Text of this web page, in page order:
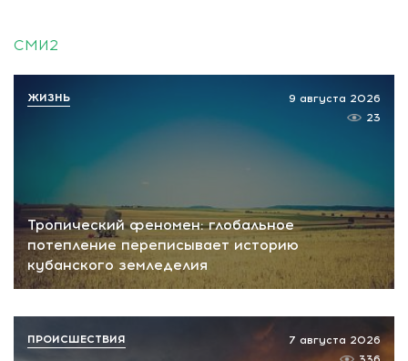
СМИ2
Тропический феномен: глобальное
потепление переписывает историю
кубанского земледелия
9 августа 2026
23
ЖИЗНЬ
7 августа 2026
ПРОИСШЕСТВИЯ